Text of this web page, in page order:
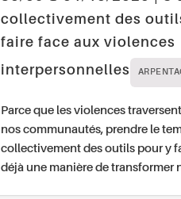
collectivement des
faire face aux violences
interpersonnelles
Parce que les violences
nos communautés, prendre le
collectivement des outils pour y
déjà une manière de transformer